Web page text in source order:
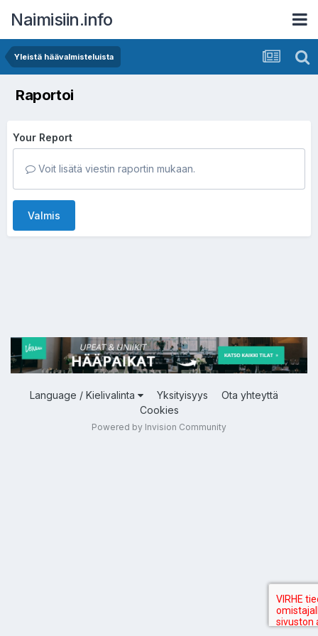
Naimisiin.info
Yleistä häävalmisteluista
Raportoi
Your Report
Voit lisätä viestin raportin mukaan.
Valmis
Language / Kielivalinta Yksityisyys
Ota yhteyttä
Cookies
Powered by Invision Community